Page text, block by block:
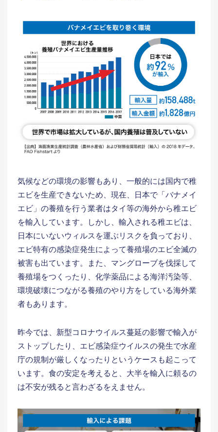
気候などの環境の影響もあり、一般的には国内で稚
エビを生産できないため、現在、日本で「バナメイ
エビ」の養殖を行う業者はタイ等の海外から稚エビ
を輸入しています。しかし、輸入される稚エビは、
日本にいないウィルスを運ぶリスクを負っており、
エビ特有の感染症発生によって養殖場のエビ全滅の
被害も出ています。また、マングローブを伐採して
養殖場をつくったり、化学薬品による海洋汚染等、
環境破壊につながる養殖のやり方をしている海外業
者もあります。
昨今では、新型コロナウイルス蔓延の影響で輸入が
ストップしたり、エビ感染症ウイルスの発生で水産
庁の規制が厳しくなったりというケースも起こって
います。食の安定を考えると、大半を輸入に頼るの
は不安が残ると言わざるをえません。